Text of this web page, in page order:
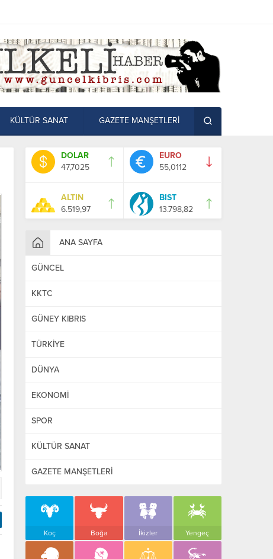
KÜLTÜR SANAT GAZETE MANŞETLERİ
DOLAR
47,7025
EURO
55,0112
ALTIN
6.519,97
BIST
13.798,82
ANA SAYFA
GÜNCEL
KKTC
GÜNEY KIBRIS
TÜRKİYE
DÜNYA
EKONOMİ
SPOR
KÜLTÜR SANAT
GAZETE MANŞETLERİ
Koç Boğa İkizler Yengeç